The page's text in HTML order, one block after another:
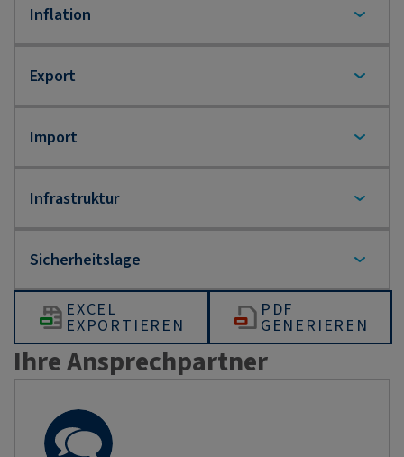
EXCEL
EXPORTIEREN
PDF
GENERIEREN
Ihre Ansprechpartner